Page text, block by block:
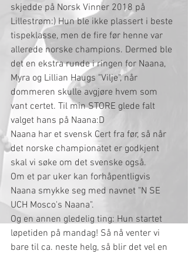
skjedde på Norsk Vinner 2018 på
Lillestrøm:) Hun ble ikke plassert i beste
tispeklasse, men de fire før henne var
allerede norske champions. Dermed ble
det en ekstra runde i ringen for Naana,
Myra og Lillian Haugs "Vilje", når
dommeren skulle avgjøre hvem som
vant certet. Til min STORE glede falt
valget hans på Naana:D
Naana har et svensk Cert fra før, så når
det norske championatet er godkjent
skal vi søke om det svenske også.
Om et par uker kan forhåpentligvis
Naana smykke seg med navnet "N SE
UCH Mosco's Naana".
Og en annen gledelig ting: Hun startet
løpetiden på mandag! Så nå venter vi
bare til ca. neste helg, så blir det vel en